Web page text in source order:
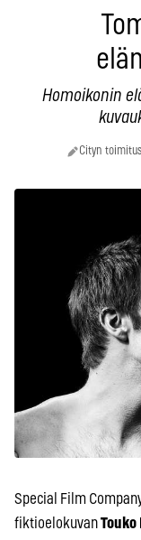
Homoikonin
Cityn toimitus
Special Film
fiktioelokuvanTouko